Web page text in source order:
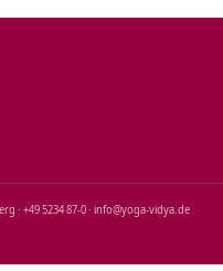
· +49 5234 87‑0 · info@yoga‑vidya.de